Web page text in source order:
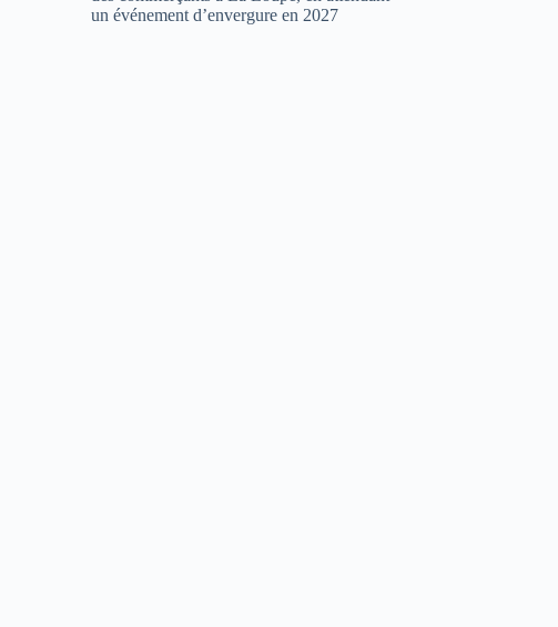
un événement d’envergure en 2027